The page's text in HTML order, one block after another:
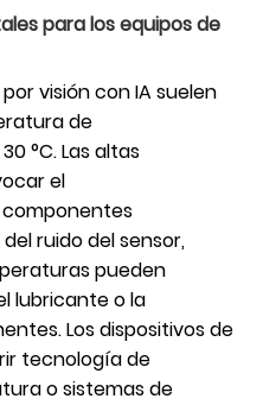
para los equipos de
visión con IA suelen
de
°C. Las altas
el
ruido del sensor,
pueden
lubricante o la
Los dispositivos de
tecnología de
o sistemas de